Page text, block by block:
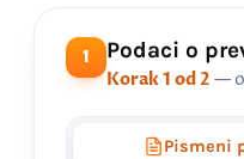
1 Podaci o
Korak 1 od 2 —
Pismeni